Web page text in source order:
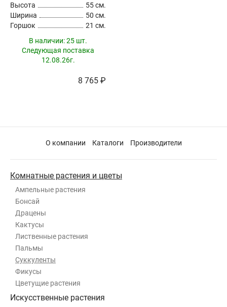
Высота
55 см.
Ширина
50 см.
Горшок
21 см.
В наличии:25 шт.
Следующая поставка
12.08.26г.
8 765 ₽
О компании Каталоги Производители
Комнатные растения и цветы
Ампельные растения
Бонсай
Драцены
Кактусы
Лиственные растения
Пальмы
Суккуленты
Фикусы
Цветущие растения
Искусственные растения